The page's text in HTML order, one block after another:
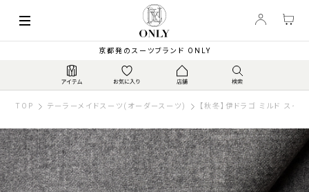
京都発のスーツブランド ONLY
TOP テーラーメイドスーツ(オーダースーツ) 【秋冬】伊ドラゴ ミルド スイ